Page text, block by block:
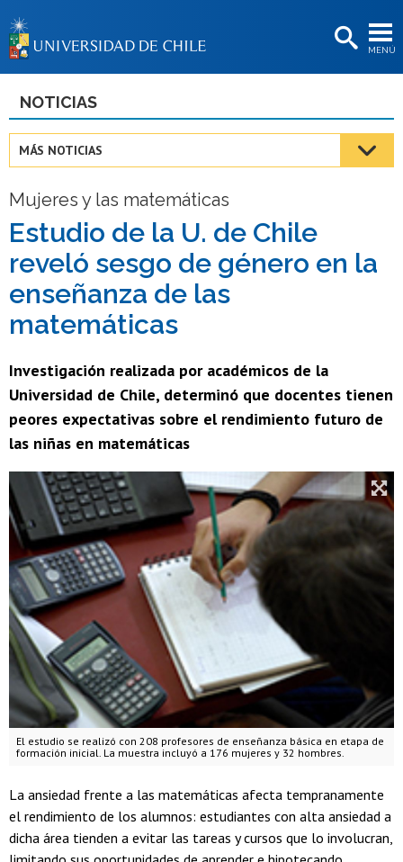
MENÚ
BIBLIOTECAS
Estudiantes
Académicas/os
Funcionarias/os
Egresadas/os
NOTICIAS
MÁS NOTICIAS
Mujeres y las matemáticas
Estudio de la U. de Chile
reveló sesgo de género en la
enseñanza de las
matemáticas
Investigación realizada por académicos de la
Universidad de Chile, determinó que docentes tienen
peores expectativas sobre el rendimiento futuro de
las niñas en matemáticas
El estudio se realizó con 208 profesores de enseñanza básica en etapa de
formación inicial. La muestra incluyó a 176 mujeres y 32 hombres.
La ansiedad frente a las matemáticas afecta tempranamente
el rendimiento de los alumnos: estudiantes con alta ansiedad a
dicha área tienden a evitar las tareas y cursos que lo involucran,